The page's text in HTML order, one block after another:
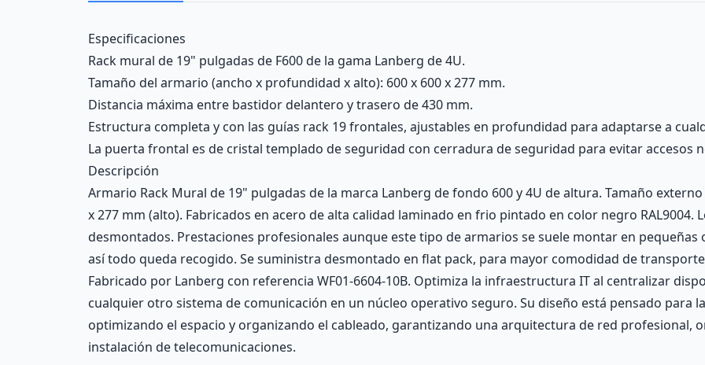
Description
Especificaciones
Rack mural de 19" pulgadas de F600 de la gama Lanberg de 4U.
Tamaño del armario (ancho x profundidad x alto): 600 x 600 x 277 mm.
Distancia máxima entre bastidor delantero y trasero de 430 mm.
Estructura completa y con las guías rack 19 frontales, ajustables en profundidad para adaptarse a
La puerta frontal es de cristal templado de seguridad con cerradura de seguridad para evitar accesos
Descripción
Armario Rack Mural de 19" pulgadas de la marca Lanberg de fondo 600 y 4U de altura. Tamaño
x 277 mm (alto). Fabricados en acero de alta calidad laminado en frio pintado en color negro RAL9004.
desmontados. Prestaciones profesionales aunque este tipo de armarios se suele montar en pequeñas
así todo queda recogido. Se suministra desmontado en flat pack, para mayor comodidad de
Fabricado por Lanberg con referencia WF01-6604-10B. Optimiza la infraestructura IT al centralizar
cualquier otro sistema de comunicación en un núcleo operativo seguro. Su diseño está pensado para
optimizando el espacio y organizando el cableado, garantizando una arquitectura de red profesional,
instalación de telecomunicaciones.